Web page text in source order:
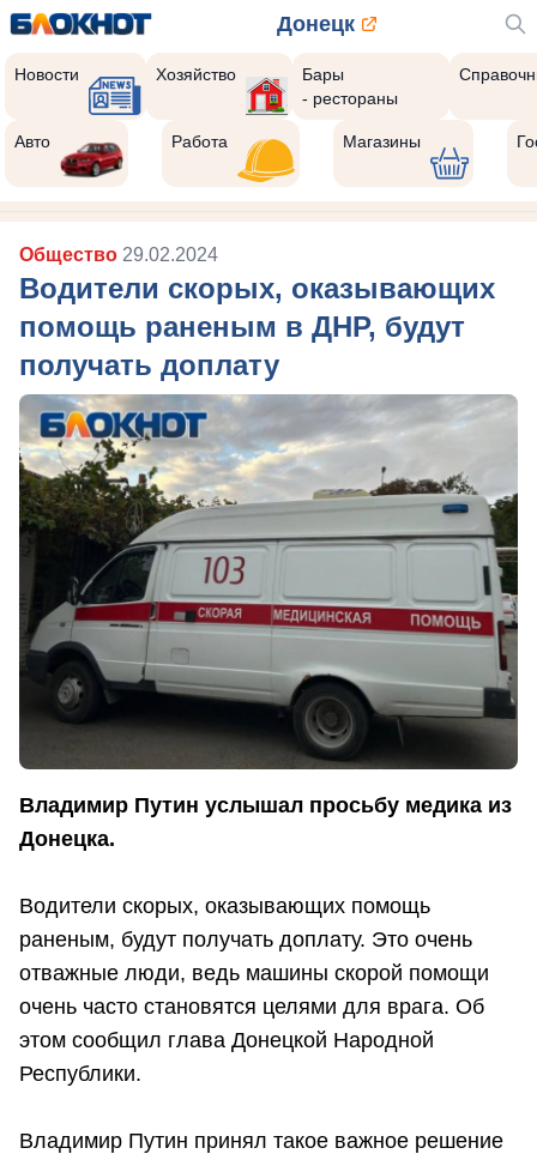
Донецк
Новости Хозяйство
Бары
- рестораны
Авто Работа Магазины
Общество 29.02.2024
Водители скорых, оказывающих
помощь раненым в ДНР, будут
получать доплату
Владимир Путин услышал просьбу медика из
Донецка.
Водители скорых, оказывающих помощь
раненым, будут получать доплату. Это очень
отважные люди, ведь машины скорой помощи
очень часто становятся целями для врага. Об
этом сообщил глава Донецкой Народной
Республики.
Владимир Путин принял такое важное решение